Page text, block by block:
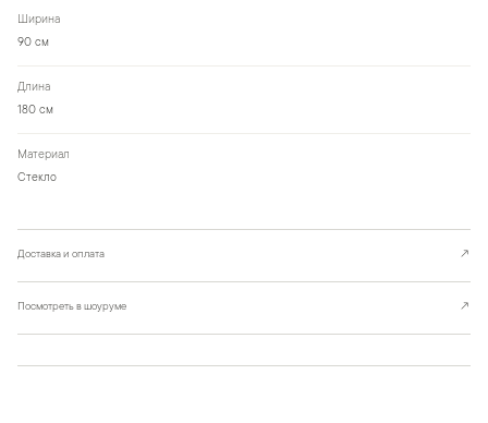
Ширина
90 см
Длина
180 см
Материал
Стекло
Доставка и оплата ↗
Посмотреть в шоуруме ↗